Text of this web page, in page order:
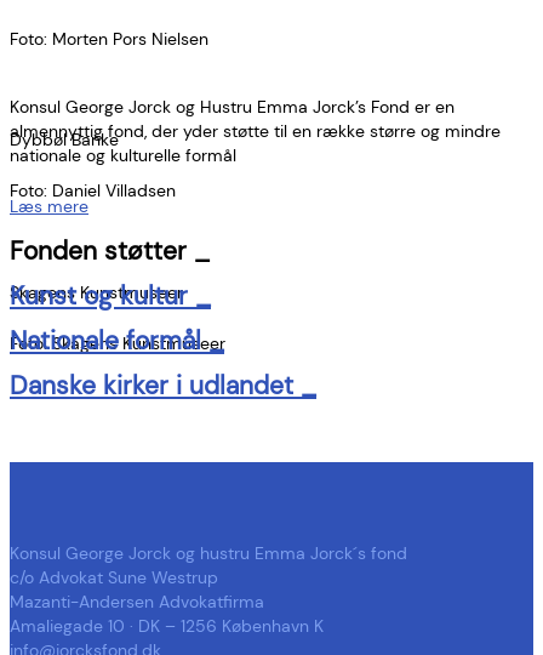
Foto: Morten Pors Nielsen
Dybbøl Banke
Foto: Daniel Villadsen
Skagens Kunstmuseer
Foto: Skagens Kunstmuseer
Konsul George Jorck og Hustru Emma Jorck’s Fond er en
almennyttig fond, der yder støtte til en række større og mindre
nationale og kulturelle formål
Læs mere
Fonden støtter _
Kunst og kultur _
Nationale formål _
Danske kirker i udlandet _
Konsul George Jorck og hustru Emma Jorck´s fond
c/o Advokat Sune Westrup
Mazanti-Andersen Advokatfirma
Amaliegade 10 · DK – 1256 København K
info@jorcksfond.dk